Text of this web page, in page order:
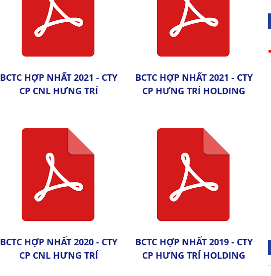
BCTC HỢP NHẤT 2021 - CTY
CP CNL HƯNG TRÍ
BCTC HỢP NHẤT 2021 - CTY
CP HƯNG TRÍ HOLDING
BCTC HỢP NHẤT 2020 - CTY
CP CNL HƯNG TRÍ
BCTC HỢP NHẤT 2019 - CTY
CP HƯNG TRÍ HOLDING